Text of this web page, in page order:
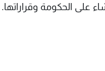
على الحكومة وقراراتها.